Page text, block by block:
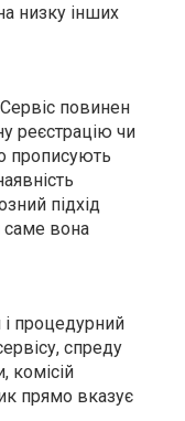
низку інших
повинен
реєстрацію чи
прописують
підхід
саме вона
процедурний
спреду
комісій
прямо вказує